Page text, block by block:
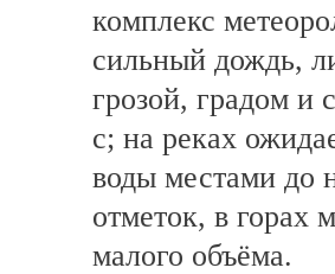
комплекс
сильный дождь,
грозой, градом и
с; на реках
воды местами до
отметок, в горах
малого объёма.